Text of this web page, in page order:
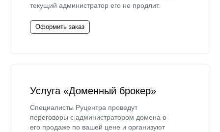
текущий администратор его не продлит.
Оформить заказ
Услуга «Доменный брокер»
Специалисты Руцентра проведут
переговоры с администратором домена о
его продаже по вашей цене и организуют